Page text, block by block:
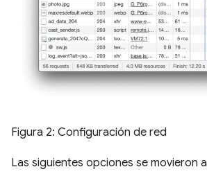
Figura 2: Configuración de red
Las siguientes opciones se movieron a